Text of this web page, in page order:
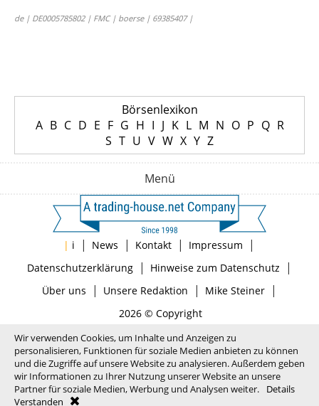
de | DE0005785802 | FMC | boerse | 69385407 |
Börsenlexikon
A B C D E F G H I J K L M N O P Q R
S T U V W X Y Z
Menü
| i | News | Kontakt | Impressum |
Datenschutzerklärung| Hinweise zum Datenschutz |
Über uns | Unsere Redaktion | Mike Steiner|
2026 © Copyright
Wir verwenden Cookies, um Inhalte und Anzeigen zu
personalisieren, Funktionen für soziale Medien anbieten zu können
und die Zugriffe auf unsere Website zu analysieren. Außerdem geben
wir Informationen zu Ihrer Nutzung unserer Website an unsere
Partner für soziale Medien, Werbung und Analysen weiter.
Details
Verstanden